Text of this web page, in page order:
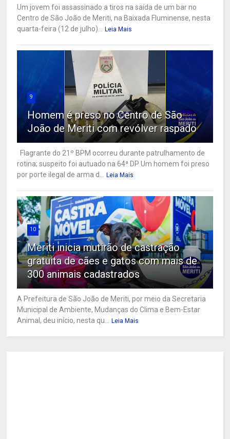
Um jovem foi assassinado a tiros na saída de um bar no
Centro de São João de Meriti, na Baixada Fluminense, nesta
quarta-feira (12 de julho)... Leia Mais
9
Homem é preso no Centro de São
João de Meriti com revólver raspado
Flagrante do 21º BPM ocorreu durante patrulhamento de
rotina; suspeito foi autuado na 64ª DP Um homem foi preso
por porte ilegal de arma d... Leia Mais
10
Meriti inicia mutirão de castração
gratuita de cães e gatos com mais de
300 animais cadastrados
A Prefeitura de São João de Meriti, por meio da Secretaria
Municipal de Ambiente, Mudanças do Clima e Bem-Estar
Animal, deu início, nesta qu... Leia Mais